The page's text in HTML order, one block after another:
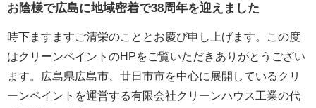
お陰様で広島に地域密着で38周年を迎えました
時下ますますご清栄のこととお慶び申し上げます。この度
はクリーンペイントのHPをご覧いただきありがとうござい
ます。広島県広島市、廿日市市を中心に展開しているクリ
ーンペイントを運営する有限会社クリーンハウス工業の代